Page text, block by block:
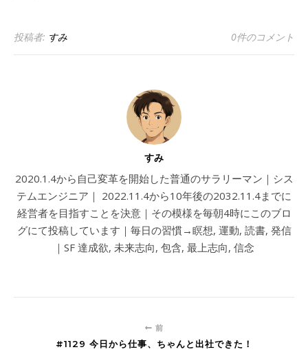
投稿者: すみ 0件のコメント
すみ
2020.1.4から自己変革を開始した普通のサラリーマン｜シス
テムエンジニア｜ 2022.11.4から10年後の2032.11.4までに
経営者を目指すことを決意｜その模様を毎朝4時にこのブロ
グにて投稿しています｜毎日の習慣→瞑想, 運動, 読書, 発信
｜SF 達成欲, 未来志向, 包含, 最上志向, 信念
前
#1129 今日から仕事、ちゃんと出社できた！